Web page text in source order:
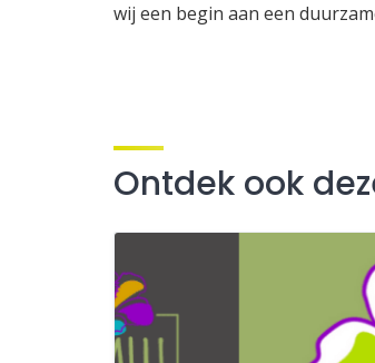
wij een begin aan een
Ontdek ook